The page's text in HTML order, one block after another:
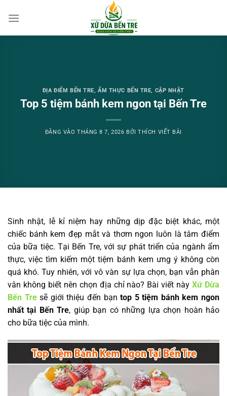
qua
ĐỊA ĐIỂM BẾN TRE,ẨM THỰC BẾN TRE, CẬP NHẬT
Top 5 tiệm bánh kem ngon tại Bến Tre
ĐĂNG VÀO THÁNG 8 7, 2026 BỞITHÍCH VIẾT BÀI
Sinh nhật, lễ kỉ niệm hay những dịp đặc biệt khác, một
chiếc bánh kem đẹp mắt và thơm ngon luôn là tâm điểm
của bữa tiệc. Tại Bến Tre, với sự phát triển của ngành ẩm
thực, việc tìm kiếm một tiệm bánh kem ưng ý không còn
quá khó. Tuy nhiên, với vô vàn sự lựa chọn, bạn vẫn phân
vân không biết nên chọn địa chỉ nào? Bài viết nàyXứ Dừa
Bến Tresẽ giới thiệu đến bạntop 5 tiệm bánh kem ngon
nhất tại Bến Tre, giúp bạn có những lựa chọn hoàn hảo
cho bữa tiệc của mình.